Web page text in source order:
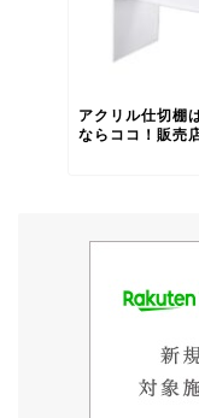
アクリル仕切棚
ならココ！販売